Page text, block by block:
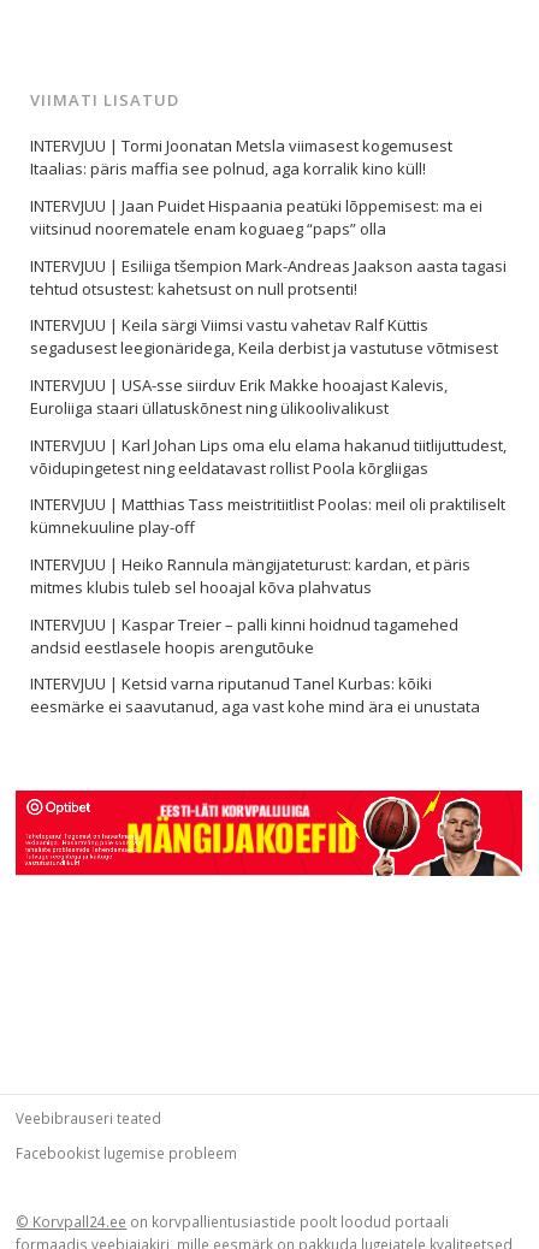
VIIMATI LISATUD
INTERVJUU | Tormi Joonatan Metsla viimasest kogemusest
Itaalias: päris maffia see polnud, aga korralik kino küll!
INTERVJUU | Jaan Puidet Hispaania peatüki lõppemisest: ma ei
viitsinud noorematele enam koguaeg “paps” olla
INTERVJUU | Esiliiga tšempion Mark-Andreas Jaakson aasta tagasi
tehtud otsustest: kahetsust on null protsenti!
INTERVJUU | Keila särgi Viimsi vastu vahetav Ralf Küttis
segadusest leegionäridega, Keila derbist ja vastutuse võtmisest
INTERVJUU | USA-sse siirduv Erik Makke hooajast Kalevis,
Euroliiga staari üllatuskõnest ning ülikoolivalikust
INTERVJUU | Karl Johan Lips oma elu elama hakanud tiitlijuttudest,
võidupingetest ning eeldatavast rollist Poola kõrgliigas
INTERVJUU | Matthias Tass meistritiitlist Poolas: meil oli praktiliselt
kümnekuuline play-off
INTERVJUU | Heiko Rannula mängijateturust: kardan, et päris
mitmes klubis tuleb sel hooajal kõva plahvatus
INTERVJUU | Kaspar Treier – palli kinni hoidnud tagamehed
andsid eestlasele hoopis arengutõuke
INTERVJUU | Ketsid varna riputanud Tanel Kurbas: kõiki
eesmärke ei saavutanud, aga vast kohe mind ära ei unustata
Veebibrauseri teated
Facebookist lugemise probleem
© Korvpall24.ee on korvpallientusiastide poolt loodud portaali
formaadis veebiajakiri, mille eesmärk on pakkuda lugejatele kvaliteetsed